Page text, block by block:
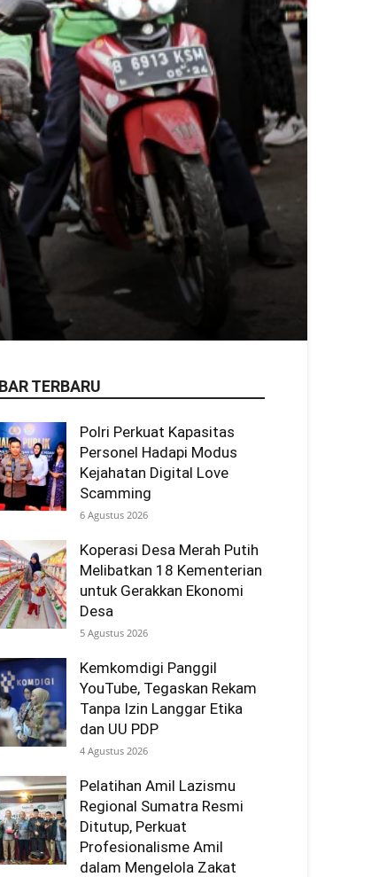
TERBARU
Polri Perkuat Kapasitas
Personel Hadapi Modus
Kejahatan Digital Love
Scamming
6 Agustus 2026
Koperasi Desa Merah Putih
Melibatkan 18 Kementerian
untuk Gerakkan Ekonomi
Desa
5 Agustus 2026
Kemkomdigi Panggil
YouTube, Tegaskan Rekam
Tanpa Izin Langgar Etika
dan UU PDP
4 Agustus 2026
Pelatihan Amil Lazismu
Regional Sumatra Resmi
Ditutup, Perkuat
Profesionalisme Amil
dalam Mengelola Zakat